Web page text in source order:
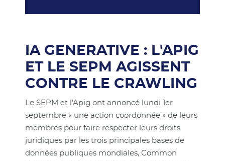
IA GENERATIVE : L'APIG
ET LE SEPM AGISSENT
CONTRE LE CRAWLING
Le SEPM et l'Apig ont annoncé lundi 1er
septembre « une action coordonnée » de leurs
membres pour faire respecter leurs droits
juridiques par les trois principales bases de
données publiques mondiales, Common